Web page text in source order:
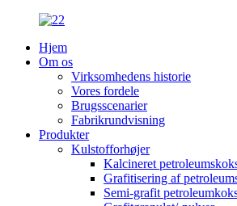
Hjem
Om os
Virksomhedens historie
Vores fordele
Brugsscenarier
Fabrikrundvisning
Produkter
Kulstofforhøjer
Kalcineret
Grafitisering af
Semi-grafit